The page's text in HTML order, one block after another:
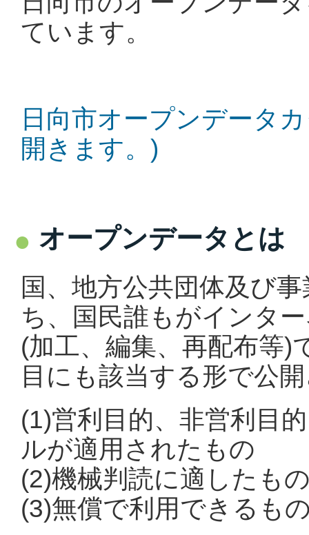
ています。
日向市オープンデータ
開きます。)
オープンデータとは
国、地方公共団体及び
ち、国民誰もがインタ
(加工、編集、再配布等)
目にも該当する形で公
(1)営利目的、非営利目
ルが適用されたもの
(2)機械判読に適したも
(3)無償で利用できるも